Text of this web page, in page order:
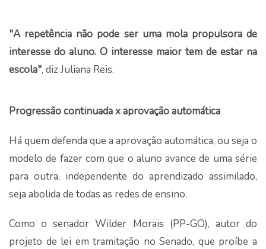
"A repetência não pode ser uma mola propulsora de
interesse do aluno. O interesse maior tem de estar na
escola", diz Juliana Reis.
Progressão continuada x aprovação automática
Há quem defenda que a aprovação automática, ou seja o
modelo de fazer com que o aluno avance de uma série
para outra, independente do aprendizado assimilado,
seja abolida de todas as redes de ensino.
Como o senador Wilder Morais (PP-GO), autor do
projeto de lei em tramitação no Senado, que proíbe a